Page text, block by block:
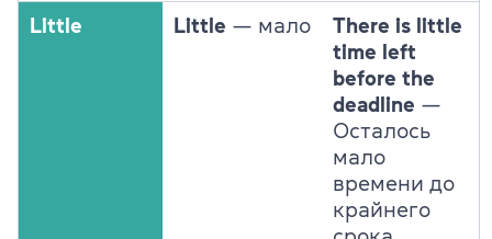
Little Little — мало
There is little
time left
before the
deadline —
Осталось
мало
времени до
крайнего